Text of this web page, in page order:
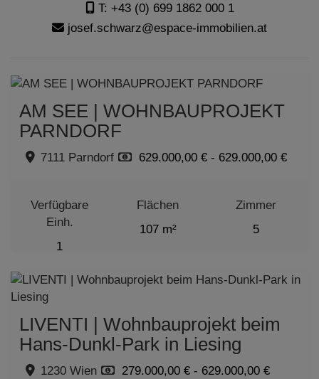
T: +43 (0) 699 1862 000 1
josef.schwarz@espace-immobilien.at
AM SEE | WOHNBAUPROJEKT
PARNDORF
7111 Parndorf 629.000,00 € - 629.000,00 €
Verfügbare
Einh.
1
Flächen
107 m²
Zimmer
5
LIVENTI | Wohnbauprojekt beim
Hans-Dunkl-Park in Liesing
1230 Wien 279.000,00 € - 629.000,00 €